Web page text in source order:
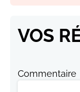
VOS
Commentaire